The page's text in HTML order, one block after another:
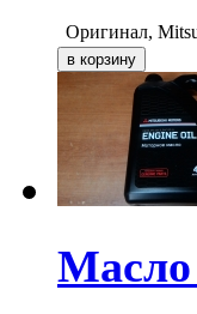
Оригинал,
Масло